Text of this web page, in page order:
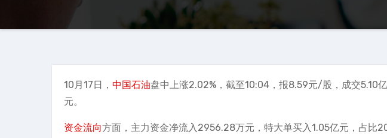
10月17日， 中国石油盘中上涨2.02%，截至10:04，报8.59元/股，成交5.10
元。
资金流向方面，主力资金净流入2956.28万元，特大单买入1.05亿元，占比